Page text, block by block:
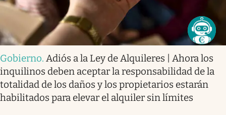
Gobierno. Adiós a la Ley de Alquileres | Ahora los
inquilinos deben aceptar la responsabilidad de la
totalidad de los daños y los propietarios estarán
habilitados para elevar el alquiler sin límites